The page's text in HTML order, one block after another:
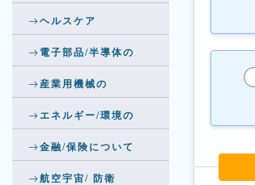
ヘルスケア
電子部品/半導体の
産業用機械の
エネルギー/環境の
金融/保険について
航空宇宙/ 防衛